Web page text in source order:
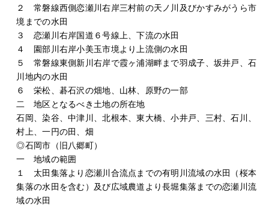
２ 常磐線西側恋瀬川右岸三村前の天ノ川及びかすみがうら市
境までの水田
３ 恋瀬川右岸国道６号線上、下流の水田
４ 園部川右岸小美玉市境より上流側の水田
５ 常磐線東側新川右岸で霞ヶ浦湖畔まで羽成子、坂井戸、石
川地内の水田
６ 栄松、碁石沢の畑地、山林、原野の一部
二 地区となるべき土地の所在地
石岡、染谷、中津川、北根本、東大橋、小井戸、三村、石川、
村上、一円の田、畑
◎石岡市（旧八郷町）
一 地域の範囲
１ 太田集落より恋瀬川合流点までの有明川流域の水田（桜本
集落の水田を含む）及び広域農道より長堀集落までの恋瀬川流
域の水田